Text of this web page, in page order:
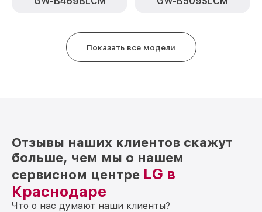
Показать все модели
Отзывы наших клиентов скажут
больше, чем мы о нашем
сервисном центре LG в
Краснодаре
Что о нас думают наши клиенты?